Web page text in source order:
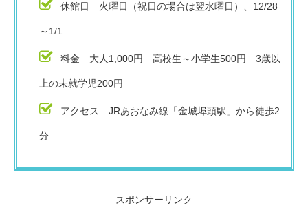
休館日 火曜日（祝日の場合は翌水曜日）、12/28
～1/1
料金 大人1,000円 高校生～小学生500円 3歳以
上の未就学児200円
アクセス JRあおなみ線「金城埠頭駅」から徒歩2
分
スポンサーリンク